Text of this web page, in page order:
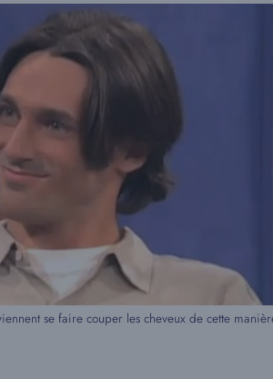
se faire couper les cheveux de cette